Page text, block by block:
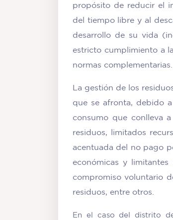
propósito de reducir el
del tiempo libre y al
desarrollo de su vida
estricto cumplimiento a
normas complementarias.
La gestión de los
que se afronta, debido
consumo que conlleva
residuos, limitados
acentuada del no pago
económicas y
compromiso voluntario
residuos, entre otros.
En el caso del distrito